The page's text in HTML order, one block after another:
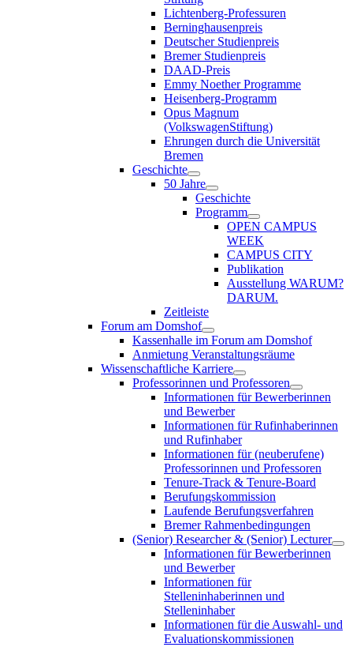
Lichtenberg-Professuren
Berninghausenpreis
Deutscher Studienpreis
Bremer Studienpreis
DAAD-Preis
Emmy Noether Programme
Heisenberg-Programm
Opus Magnum
(VolkswagenStiftung)
Ehrungen durch die Universität
Bremen
Geschichte
50 Jahre
Geschichte
Programm
OPEN CAMPUS
WEEK
CAMPUS CITY
Publikation
Ausstellung WARUM?
DARUM.
Zeitleiste
Forum am Domshof
Kassenhalle im Forum am Domshof
Anmietung Veranstaltungsräume
Wissenschaftliche Karriere
Professorinnen und Professoren
Informationen für Bewerberinnen
und Bewerber
Informationen für Rufinhaberinnen
und Rufinhaber
Informationen für (neuberufene)
Professorinnen und Professoren
Tenure-Track & Tenure-Board
Berufungskommission
Laufende Berufungsverfahren
Bremer Rahmenbedingungen
(Senior) Researcher & (Senior) Lecturer
Informationen für Bewerberinnen
und Bewerber
Informationen für
Stelleninhaberinnen und
Stelleninhaber
Informationen für die Auswahl- und
Evaluationskommissionen